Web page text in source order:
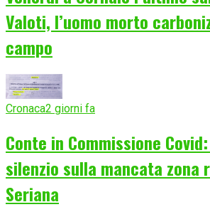
Valoti, l’uomo morto
campo
Cronaca2 giorni fa
Conte in Commissione
silenzio sulla mancata zona
Seriana